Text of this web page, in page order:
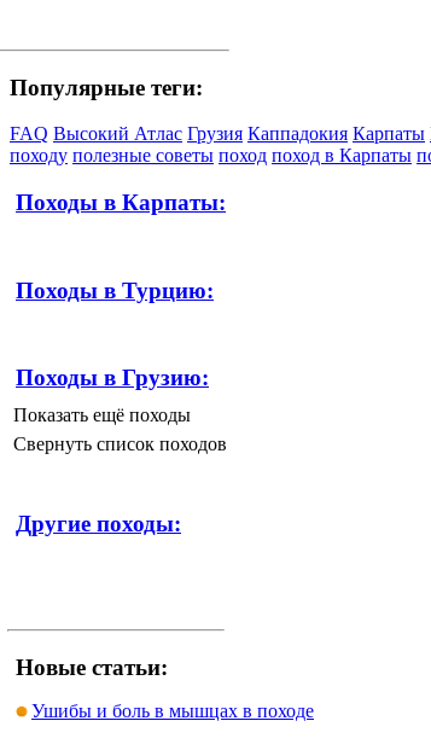
Популярные теги:
FAQ Высокий Атлас Грузия Каппадокия Карпаты
походу полезные советы поход поход в Карпаты
Походы в Карпаты:
Походы в Турцию:
Походы в Грузию:
Показать ещё походы
Свернуть список походов
Другие походы:
Новые статьи:
Ушибы и боль в мышцах в походе